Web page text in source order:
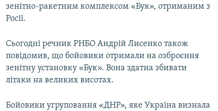
зенітно-ракетним комплексом «Бук», отриманим з
Росії.
Сьогодні речник РНБО Андрій Лисенко також
повідомив, що бойовики отримали на озброєння
зенітну установку «Бук». Вона здатна збивати
літаки на великих висотах.
Бойовики угруповання «ДНР», яке Україна визнала